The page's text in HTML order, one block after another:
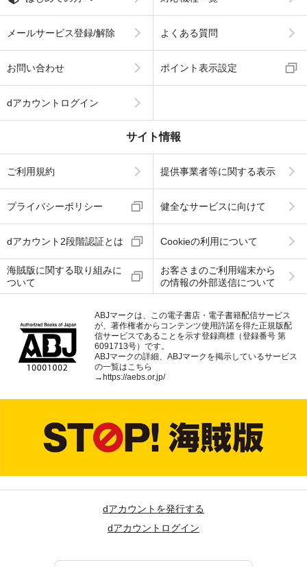
メールサービス登録/解除 よくある質問
お問い合わせ ポイント表示設定
dアカウントログイン
サイト情報
ご利用規約 提供事業者等に関する表示
プライバシーポリシー 健全なサービスに向けて
dアカウント2段階認証とは Cookieの利用について
海賊版に関する取り組みに
ついて
お客さまのご利用端末から
の情報の外部送信について
ABJマークは、この電子書店・電子書籍配信サービス
が、著作権者からコンテンツ使用許諾を得た正規版配
信サービスであることを示す登録商標（登録番号 第
6091713号）です。
ABJマークの詳細、ABJマークを掲示しているサービス
の一覧はこちら
→ https://aebs.or.jp/
dアカウントを発行する
dアカウントログイン